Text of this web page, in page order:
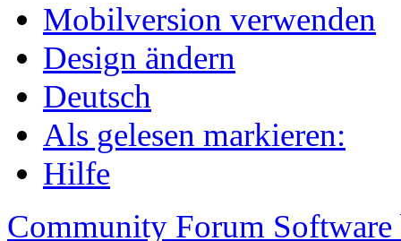
Mobilversion verwenden
Design ändern
Deutsch
Als gelesen markieren:
Hilfe
Community Forum Software